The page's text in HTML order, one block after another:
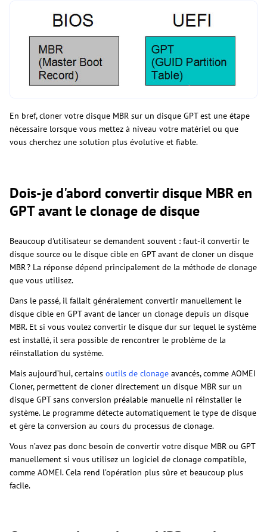
En bref, cloner votre disque MBR sur un disque GPT est une étape
nécessaire lorsque vous mettez à niveau votre matériel ou que
vous cherchez une solution plus évolutive et fiable.
Dois-je d'abord convertir disque MBR en
GPT avant le clonage de disque
Beaucoup d'utilisateur se demandent souvent : faut-il convertir le
disque source ou le disque cible en GPT avant de cloner un disque
MBR ? La réponse dépend principalement de la méthode de clonage
que vous utilisez.
Dans le passé, il fallait généralement convertir manuellement le
disque cible en GPT avant de lancer un clonage depuis un disque
MBR. Et si vous voulez convertir le disque dur sur lequel le système
est installé, il sera possible de rencontrer le problème de la
réinstallation du système.
Mais aujourd’hui, certains outils de clonage avancés, comme AOMEI
Cloner, permettent de cloner directement un disque MBR sur un
disque GPT sans conversion préalable manuelle ni réinstaller le
système. Le programme détecte automatiquement le type de disque
et gère la conversion au cours du processus de clonage.
Vous n’avez pas donc besoin de convertir votre disque MBR ou GPT
manuellement si vous utilisez un logiciel de clonage compatible,
comme AOMEI. Cela rend l’opération plus sûre et beaucoup plus
facile.